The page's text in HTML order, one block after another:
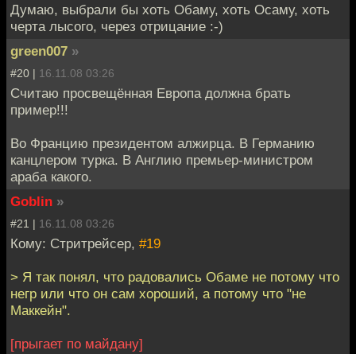
Думаю, выбрали бы хоть Обаму, хоть Осаму, хоть
черта лысого, через отрицание :-)
green007 »
#20 | 16.11.08 03:26
Считаю просвещённая Европа должна брать
пример!!!
Во Францию президентом алжирца. В Германию
канцлером турка. В Англию премьер-министром
араба какого.
Goblin »
#21 | 16.11.08 03:26
Кому: Стритрейсер, #19
> Я так понял, что радовались Обаме не потому что
негр или что он сам хороший, а потому что "не
Маккейн".
[прыгает по майдану]